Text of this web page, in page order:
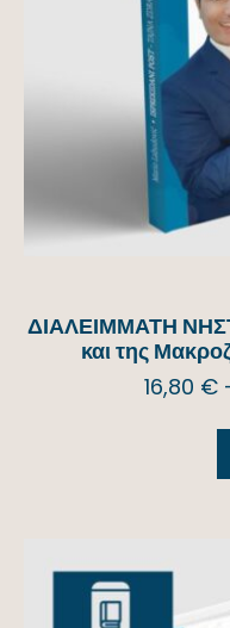
ΔΙΑΛΕΙΜΜΑΤΗ
και της
16,80 €